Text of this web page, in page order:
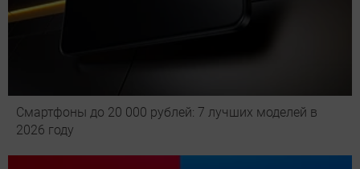
Смартфоны до 20 000 рублей: 7 лучших моделей в
2026 году